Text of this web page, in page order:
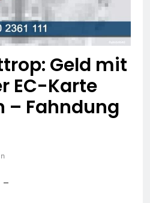
Geld mit
EC-Karte
– Fahndung
–